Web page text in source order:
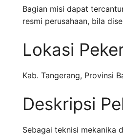
Bagian misi dapat
resmi perusahaan, bila
Lokasi
Kab. Tangerang, Provinsi
Deskripsi
Sebagai teknisi mekanika